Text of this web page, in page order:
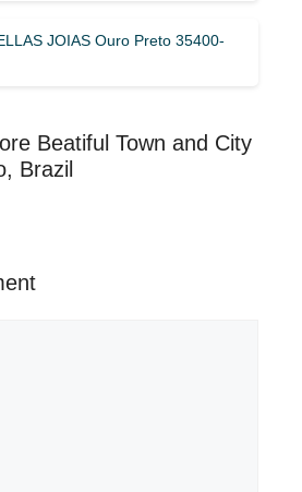
JOIAS Ouro Preto 35400-
Beatiful Town and City
Brazil